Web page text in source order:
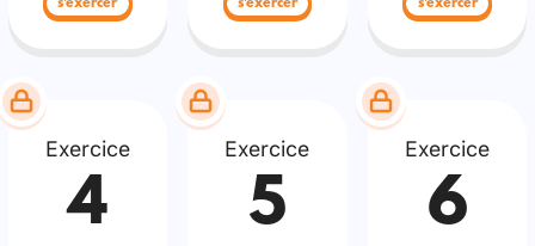
s'exercer s'exercer s'exercer
Exercice
4
Exercice
5
Exercice
6